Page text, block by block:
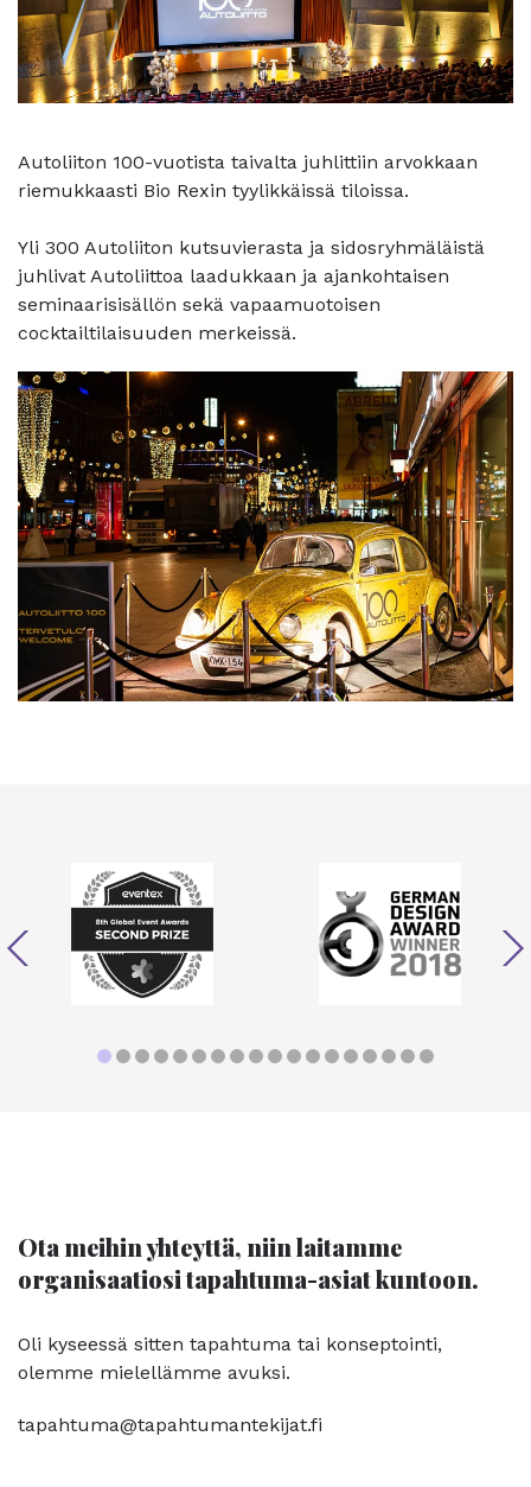
Autoliiton 100-vuotista taivalta juhlittiin arvokkaan
riemukkaasti Bio Rexin tyylikkäissä tiloissa.
Yli 300 Autoliiton kutsuvierasta ja sidosryhmäläistä
juhlivat Autoliittoa laadukkaan ja ajankohtaisen
seminaarisisällön sekä vapaamuotoisen
cocktailtilaisuuden merkeissä.
Ota meihin yhteyttä, niin laitamme
organisaatiosi tapahtuma-asiat kuntoon.
Oli kyseessä sitten tapahtuma tai konseptointi,
olemme mielellämme avuksi.
tapahtuma@tapahtumantekijat.fi